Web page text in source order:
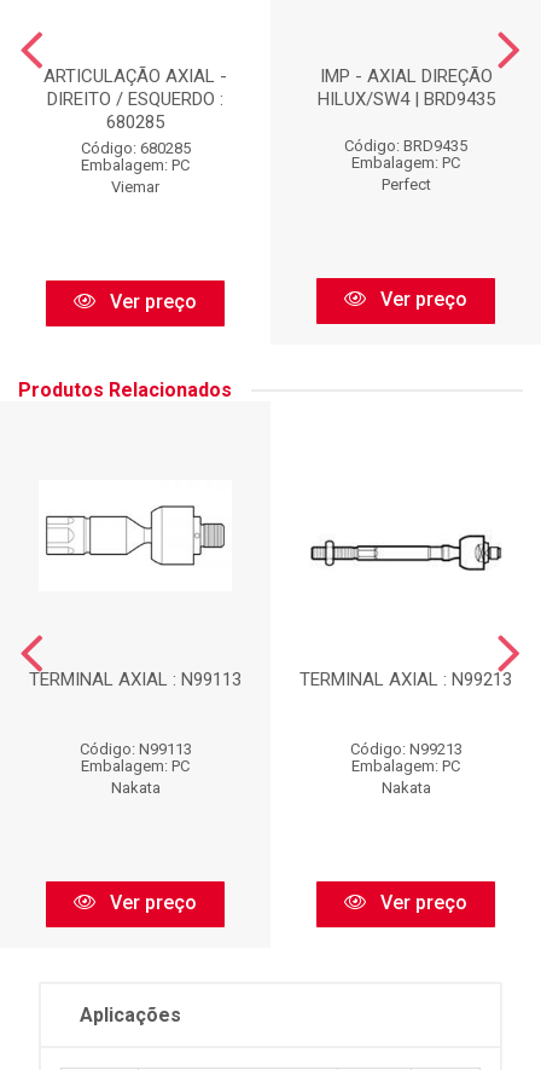
ARTICULAÇÃO AXIAL -
DIREITO / ESQUERDO :
680285
Código: 680285
Embalagem: PC
Viemar
Ver preço
IMP - AXIAL DIREÇÃO
HILUX/SW4 | BRD9435
Código: BRD9435
Embalagem: PC
Perfect
Ver preço
Produtos Relacionados
TERMINAL AXIAL : N99113
Código: N99113
Embalagem: PC
Nakata
Ver preço
TERMINAL AXIAL : N99213
Código: N99213
Embalagem: PC
Nakata
Ver preço
Aplicações